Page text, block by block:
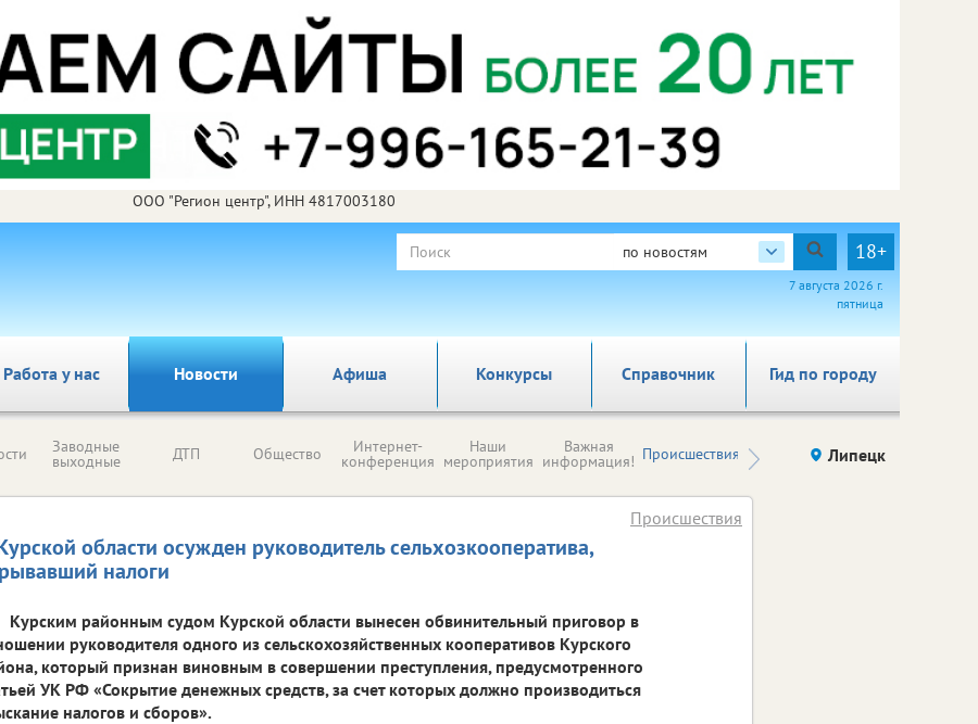
ООО "Регион центр", ИНН 4817003180
по новостям 18+
7 августа 2026 г.
пятница
Работа у нас Новости Афиша Справочник Гид по городу
Конкурсы
Заводные
выходные ДТП Общество Интернет-
конференция
Наши
мероприятия
Важная
информация! Происшествия Здоровье компаний (на
правах
Липецк
области осужден руководитель сельхозкооператива,
налоги
Происшествия
Курским районным судом Курской области вынесен обвинительный приговор в
руководителя одного из сельскохозяйственных кооперативов Курского
который признан виновным в совершении преступления, предусмотренного
УК РФ «Сокрытие денежных средств, за счет которых должно производиться
налогов и сборов».